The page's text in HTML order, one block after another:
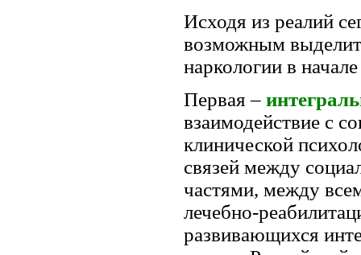
Исходя из реалий
возможным
наркологии в
Первая –
взаимодействие с
клинической
связей между
частями, между
лечебно-
развивающихся